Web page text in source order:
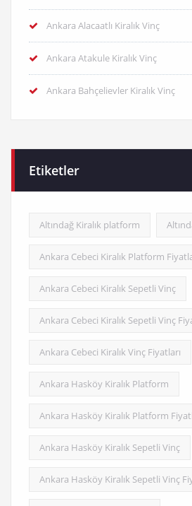
Ankara Alacaatlı Kiralık Vinç
Ankara Atakule Kiralık Vinç
Ankara Bahçelievler Kiralık Vinç
Etiketler
Altındağ Kiralık platform
Ankara Cebeci Kiralık Platform
Ankara Cebeci Kiralık Sepetli Vinç
Ankara Cebeci Kiralık Sepetli Vinç
Ankara Cebeci Kiralık Vinç Fiyatları
Ankara Hasköy Kiralık Platform
Ankara Hasköy Kiralık Platform
Ankara Hasköy Kiralık Sepetli Vinç
Ankara Hasköy Kiralık Sepetli Vinç